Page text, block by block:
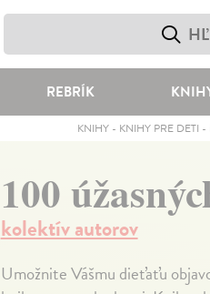
REBRÍK
KNIHY- KNIHY PRE DETI -
100
kolektív autorov
Umožnite Vášmu dieťaťu